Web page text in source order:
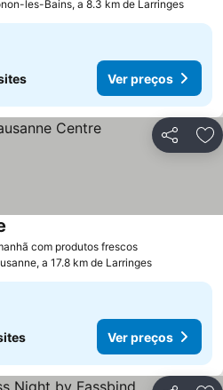
les-Bains, a 8.3 km de Larringes
Ver preços
Partilhar
com produtos frescos
a 17.8 km de Larringes
Ver preços